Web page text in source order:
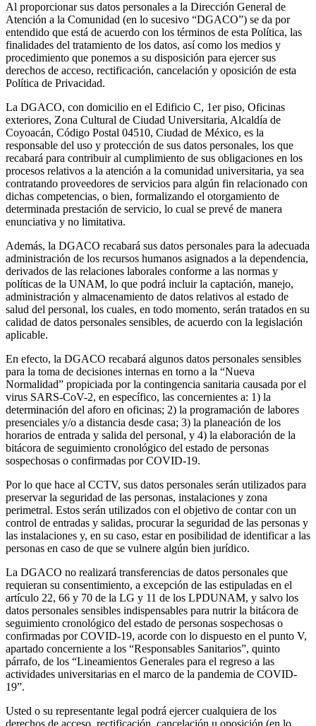
Al proporcionar sus datos personales a la Dirección General de
Atención a la Comunidad (en lo sucesivo “DGACO”) se da por
entendido que está de acuerdo con los términos de esta Política, las
finalidades del tratamiento de los datos, así como los medios y
procedimiento que ponemos a su disposición para ejercer sus
derechos de acceso, rectificación, cancelación y oposición de esta
Política de Privacidad.
La DGACO, con domicilio en el Edificio C, 1er piso, Oficinas
exteriores, Zona Cultural de Ciudad Universitaria, Alcaldía de
Coyoacán, Código Postal 04510, Ciudad de México, es la
responsable del uso y protección de sus datos personales, los que
recabará para contribuir al cumplimiento de sus obligaciones en los
procesos relativos a la atención a la comunidad universitaria, ya sea
contratando proveedores de servicios para algún fin relacionado con
dichas competencias, o bien, formalizando el otorgamiento de
determinada prestación de servicio, lo cual se prevé de manera
enunciativa y no limitativa.
Además, la DGACO recabará sus datos personales para la adecuada
administración de los recursos humanos asignados a la dependencia,
derivados de las relaciones laborales conforme a las normas y
políticas de la UNAM, lo que podrá incluir la captación, manejo,
administración y almacenamiento de datos relativos al estado de
salud del personal, los cuales, en todo momento, serán tratados en su
calidad de datos personales sensibles, de acuerdo con la legislación
aplicable.
En efecto, la DGACO recabará algunos datos personales sensibles
para la toma de decisiones internas en torno a la “Nueva
Normalidad” propiciada por la contingencia sanitaria causada por el
virus SARS-CoV-2, en específico, las concernientes a: 1) la
determinación del aforo en oficinas; 2) la programación de labores
presenciales y/o a distancia desde casa; 3) la planeación de los
horarios de entrada y salida del personal, y 4) la elaboración de la
bitácora de seguimiento cronológico del estado de personas
sospechosas o confirmadas por COVID-19.
Por lo que hace al CCTV, sus datos personales serán utilizados para
preservar la seguridad de las personas, instalaciones y zona
perimetral. Estos serán utilizados con el objetivo de contar con un
control de entradas y salidas, procurar la seguridad de las personas y
las instalaciones y, en su caso, estar en posibilidad de identificar a las
personas en caso de que se vulnere algún bien jurídico.
La DGACO no realizará transferencias de datos personales que
requieran su consentimiento, a excepción de las estipuladas en el
artículo 22, 66 y 70 de la LG y 11 de los LPDUNAM, y salvo los
datos personales sensibles indispensables para nutrir la bitácora de
seguimiento cronológico del estado de personas sospechosas o
confirmadas por COVID-19, acorde con lo dispuesto en el punto V,
apartado concerniente a los “Responsables Sanitarios”, quinto
párrafo, de los “Lineamientos Generales para el regreso a las
actividades universitarias en el marco de la pandemia de COVID-
19”.
Usted o su representante legal podrá ejercer cualquiera de los